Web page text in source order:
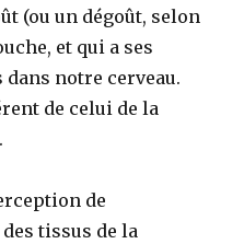
(ou un dégoût, selon
et qui a ses
notre cerveau.
de celui de la
de
tissus de la